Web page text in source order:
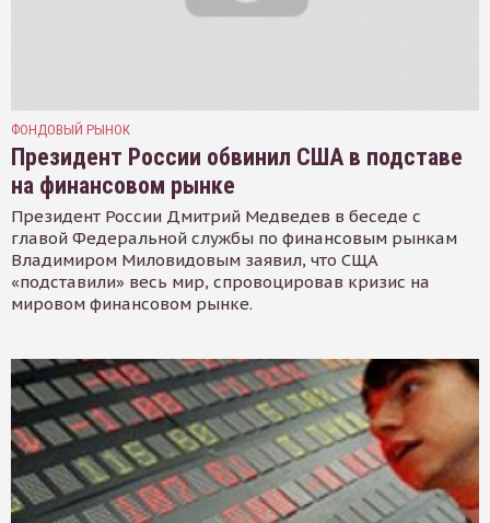
ФОНДОВЫЙ РЫНОК
Президент России обвинил США в подставе
на финансовом рынке
Президент России Дмитрий Медведев в беседе с
главой Федеральной службы по финансовым рынкам
Владимиром Миловидовым заявил, что СЩА
«подставили» весь мир, спровоцировав кризис на
мировом финансовом рынке.